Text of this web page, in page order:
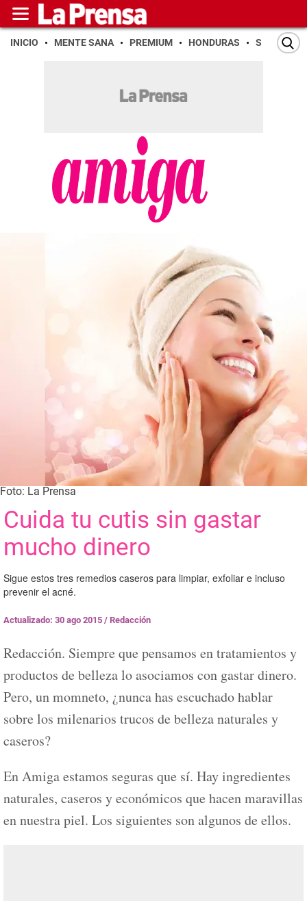
INICIO MENTE SANA PREMIUM HONDURAS SAN PEDRO
Foto: La Prensa
Cuida tu cutis sin gastar
mucho dinero
Sigue estos tres remedios caseros para limpiar, exfoliar e incluso
prevenir el acné.
Actualizado: 30 ago 2015 / Redacción
Redacción. Siempre que pensamos en tratamientos y
productos de belleza lo asociamos con gastar dinero.
Pero, un momneto, ¿nunca has escuchado hablar
sobre los milenarios trucos de belleza naturales y
caseros?
En Amiga estamos seguras que sí. Hay ingredientes
naturales, caseros y económicos que hacen maravillas
en nuestra piel. Los siguientes son algunos de ellos.